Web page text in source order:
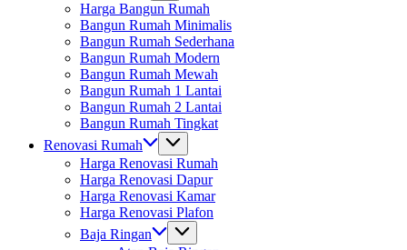
Harga Bangun Rumah
Bangun Rumah Minimalis
Bangun Rumah Sederhana
Bangun Rumah Modern
Bangun Rumah Mewah
Bangun Rumah 1 Lantai
Bangun Rumah 2 Lantai
Bangun Rumah Tingkat
Renovasi Rumah
Harga Renovasi Rumah
Harga Renovasi Dapur
Harga Renovasi Kamar
Harga Renovasi Plafon
Baja Ringan